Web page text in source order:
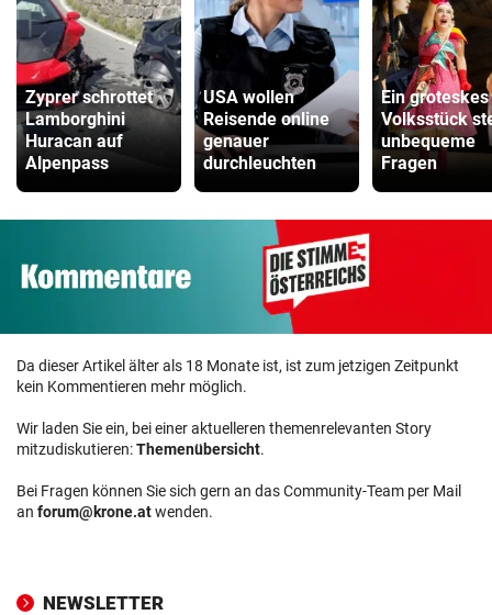
Kinderfahrrad Vergleich
ZUM VERGLEICH
Zyprer schrottet
Lamborghini
Huracan auf
Alpenpass
USA wollen
Reisende online
genauer
durchleuchten
Ein groteskes
Volksstück
unbequeme
Fragen
Da dieser Artikel älter als 18 Monate ist, ist zum jetzigen Zeitpunkt
kein Kommentieren mehr möglich.
Wir laden Sie ein, bei einer aktuelleren themenrelevanten Story
mitzudiskutieren:Themenübersicht.
Bei Fragen können Sie sich gern an das Community-Team per Mail
an forum@krone.atwenden.
NEWSLETTER